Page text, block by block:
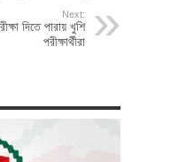
Next:
দিতে পারায় খুশি
পরীক্ষার্থীরা